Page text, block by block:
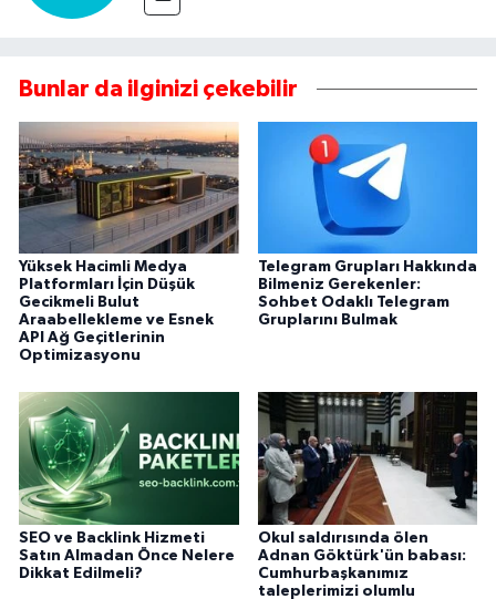
Bunlar da ilginizi çekebilir
Yüksek Hacimli Medya
Platformları İçin Düşük
Gecikmeli Bulut
Araabellekleme ve Esnek
API Ağ Geçitlerinin
Optimizasyonu
Telegram Grupları Hakkında
Bilmeniz Gerekenler:
Sohbet Odaklı Telegram
Gruplarını Bulmak
SEO ve Backlink Hizmeti
Satın Almadan Önce Nelere
Dikkat Edilmeli?
Okul saldırısında ölen
Adnan Göktürk'ün babası:
Cumhurbaşkanımız
taleplerimizi olumlu